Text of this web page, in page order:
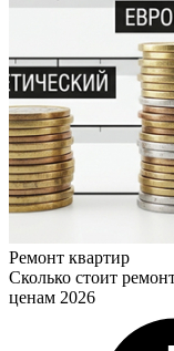
Ремонт квартир
Сколько стоит
ценам 2026